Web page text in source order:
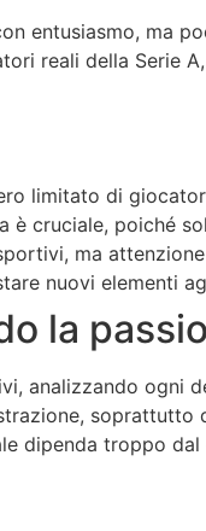
entusiasmo, ma
reali della Serie
limitato di
è cruciale, poiché
ma
nuovi elementi
la
analizzando ogni
soprattutto
dipenda troppo dal